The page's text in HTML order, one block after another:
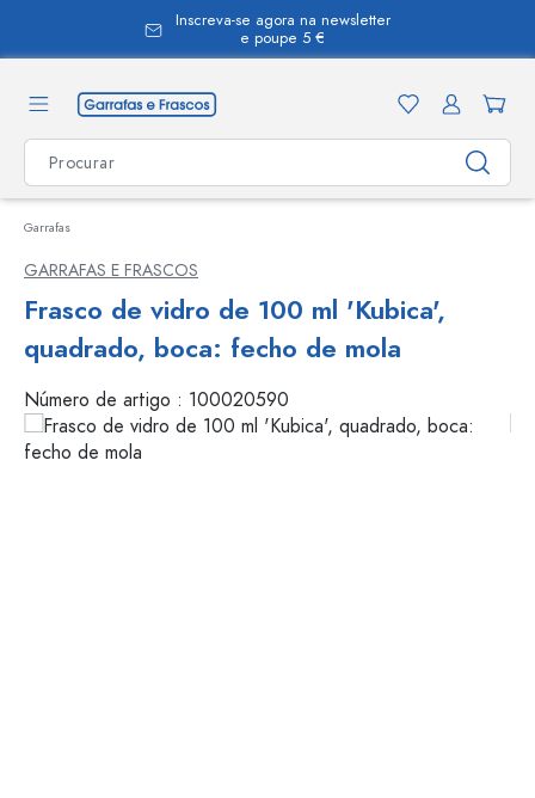
Inscreva-se agora na newsletter
e poupe 5 €
Garrafas
GARRAFAS E FRASCOS
Frasco de vidro de 100 ml 'Kubica',
quadrado, boca: fecho de mola
Número de artigo : 100020590